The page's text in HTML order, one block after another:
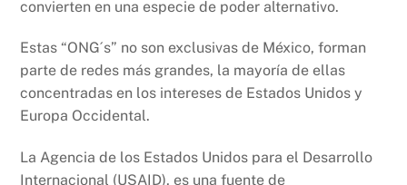
convierten en una especie de poder alternativo.
Estas “ONG´s” no son exclusivas de México, forman
parte de redes más grandes, la mayoría de ellas
concentradas en los intereses de Estados Unidos y
Europa Occidental.
La Agencia de los Estados Unidos para el Desarrollo
Internacional (USAID), es una fuente de